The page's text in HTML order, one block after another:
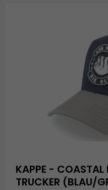
KAPPE - COASTAL
TRUCKER (BLAU/